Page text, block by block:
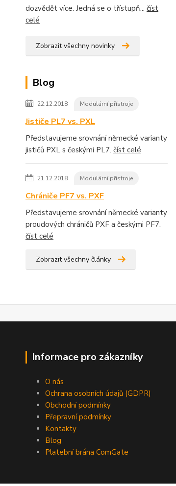
dozvědět více. Jedná se o třístupň... číst
celé
Zobrazit všechny novinky
Blog
22.12.2018 Modulární přístroje
Jističe PL7 vs. PXL
Představujeme srovnání německé varianty
jističů PXL s českými PL7. číst celé
21.12.2018 Modulární přístroje
Chrániče PF7 vs. PXF
Představujeme srovnání německé varianty
proudových chráničů PXF a českými PF7.
číst celé
Zobrazit všechny články
Informace pro zákazníky
O nás
Ochrana osobních údajů (GDPR)
Obchodní podmínky
Přepravní podmínky
Kontakty
Blog
Platební brána ComGate